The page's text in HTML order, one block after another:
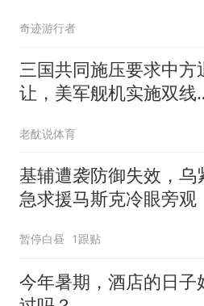
奇迹游行者
三国共同施压要求中方
让，美军舰机实施双线
轰-6K已挂弹
老酖说体育
基辅遭袭防御失效，乌
急求援马斯克冷眼旁观
暂停白昼 1跟贴
今年暑期，酒店的日子